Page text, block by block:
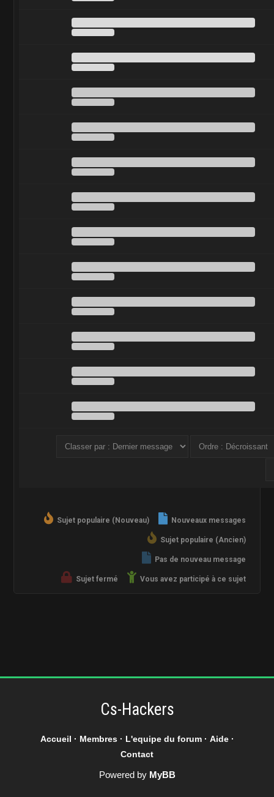
Nouveaux messages
Sujet populaire (Nouveau)
Sujet populaire (Ancien)
Pas de nouveau message
Vous avez participé à ce sujet
Sujet fermé
Cs-Hackers
Accueil · Membres· L'equipe du forum· Aide·
Contact
Powered by MyBB